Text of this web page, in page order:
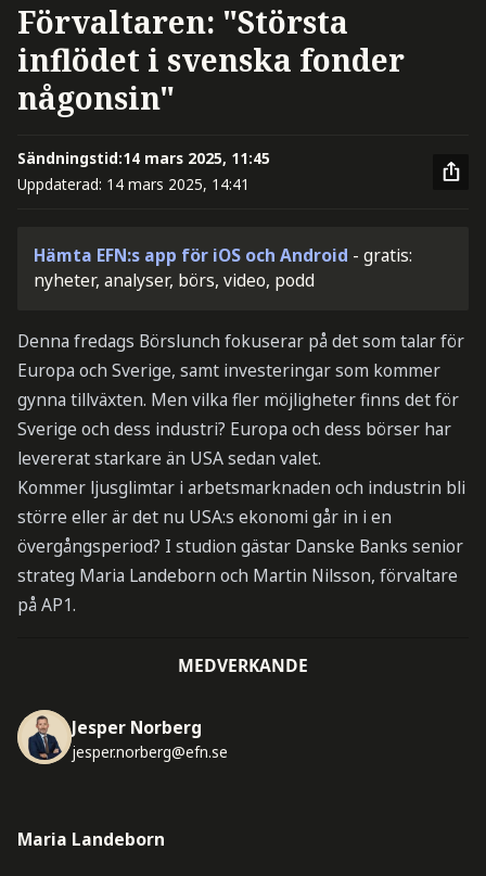
Förvaltaren: "Största
inflödet i svenska fonder
någonsin"
Sändningstid:14 mars 2025, 11:45
Uppdaterad: 14 mars 2025, 14:41
Hämta EFN:s app för iOS och Android - gratis:
nyheter, analyser, börs, video, podd
Denna fredags Börslunch fokuserar på det som talar för
Europa och Sverige, samt investeringar som kommer
gynna tillväxten. Men vilka fler möjligheter finns det för
Sverige och dess industri? Europa och dess börser har
levererat starkare än USA sedan valet.
Kommer ljusglimtar i arbetsmarknaden och industrin bli
större eller är det nu USA:s ekonomi går in i en
övergångsperiod? I studion gästar Danske Banks senior
strateg Maria Landeborn och Martin Nilsson, förvaltare
på AP1.
MEDVERKANDE
Jesper Norberg
jesper.norberg@efn.se
Maria Landeborn